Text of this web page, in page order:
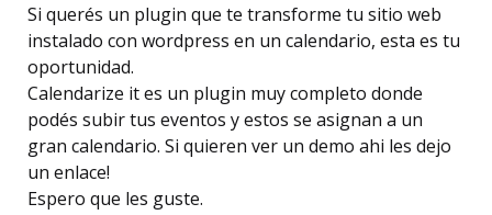
Si querés un plugin que te transforme tu sitio web
instalado con wordpress en un calendario, esta es tu
oportunidad.
Calendarize it es un plugin muy completo donde
podés subir tus eventos y estos se asignan a un
gran calendario. Si quieren ver un demo ahi les dejo
un enlace!
Espero que les guste.